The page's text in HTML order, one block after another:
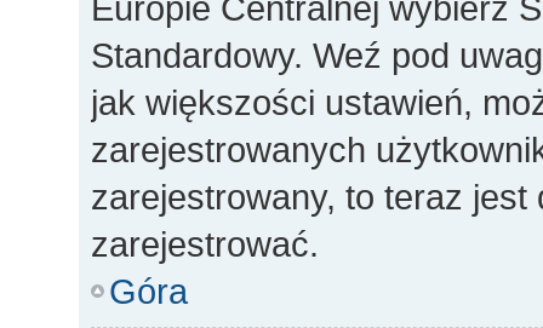
Standardowy. Weź pod
jak większości ustawień,
zarejestrowanych
zarejestrowany, to teraz
zarejestrować.
Góra